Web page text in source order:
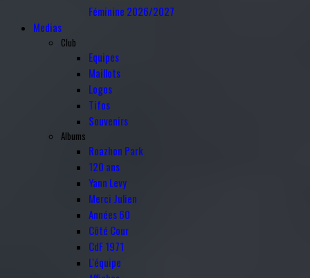
Féminine 2026/2027
Medias
Club
Equipes
Maillots
Logos
Tifos
Souvenirs
Albums
Roazhon Park
120 ans
Yann Levy
Merci Julien
Années 60
Côté Cour
CdF 1971
L'équipe